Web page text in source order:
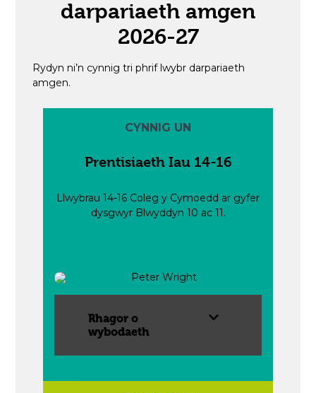
darpariaeth amgen
2026-27
Rydyn ni’n cynnig tri phrif lwybr darpariaeth
amgen.
CYNNIG UN
Prentisiaeth Iau 14-16
Llwybrau 14-16 Coleg y Cymoedd ar gyfer
dysgwyr Blwyddyn 10 ac 11.
Rhagor o
wybodaeth